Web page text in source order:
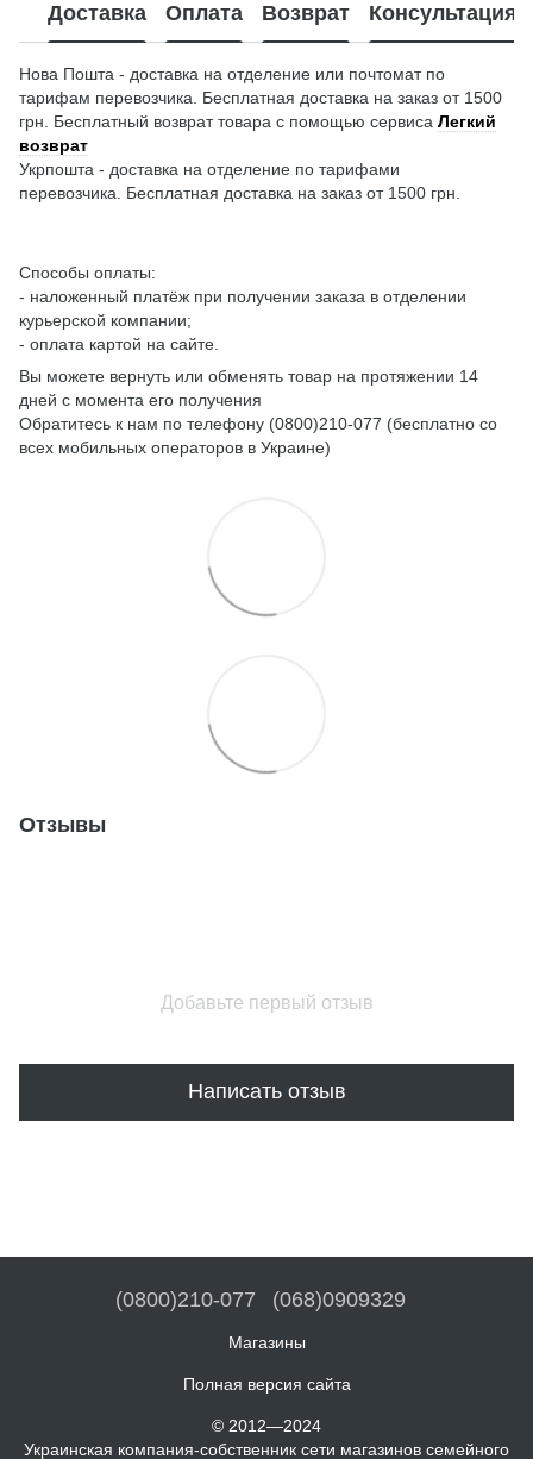
Доставка Оплата Возврат Консультация
Нова Пошта - доставка на отделение или почтомат по
тарифам перевозчика. Бесплатная доставка на заказ от 1500
грн. Бесплатный возврат товара с помощью сервиса Легкий
возврат
Укрпошта - доставка на отделение по тарифами
перевозчика. Бесплатная доставка на заказ от 1500 грн.
Способы оплаты:
- наложенный платёж при получении заказа в отделении
курьерской компании;
- оплата картой на сайте.
Вы можете вернуть или обменять товар на протяжении 14
дней с момента его получения
Обратитесь к нам по телефону (0800)210-077 (бесплатно со
всех мобильных операторов в Украине)
Отзывы
Добавьте первый отзыв
Написать отзыв
(0800)210-077 (068)0909329
Магазины
Полная версия сайта
© 2012—2024
Украинская компания-собственник сети магазинов семейного